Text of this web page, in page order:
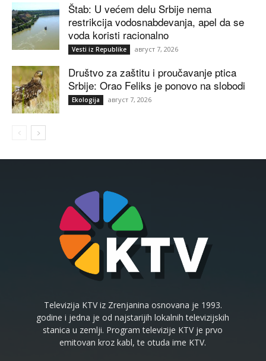
Štab: U većem delu Srbije nema
restrikcija vodosnabdevanja, apel da se
voda koristi racionalno
Vesti iz Republike август 7, 2026
Društvo za zaštitu i proučavanje ptica
Srbije: Orao Feliks je ponovo na slobodi
Ekologija август 7, 2026
Televizija KTV iz Zrenjanina osnovana je 1993.
godine i jedna je od najstarijih lokalnih televizijskih
stanica u zemlji. Program televizije KTV je prvo
emitovan kroz kabl, te otuda ime KTV.